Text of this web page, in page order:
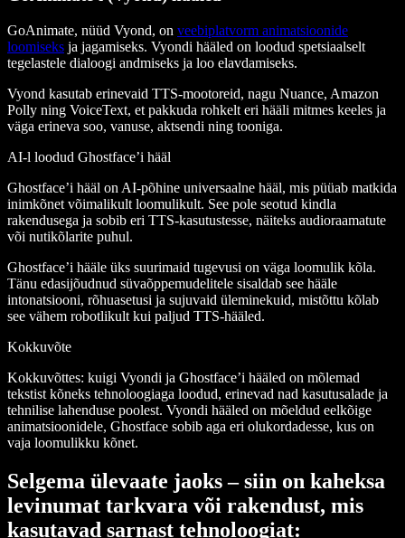
GoAnimate, nüüd Vyond, on veebiplatvorm animatsioonide
loomiseks ja jagamiseks. Vyondi hääled on loodud spetsiaalselt
tegelastele dialoogi andmiseks ja loo elavdamiseks.
Vyond kasutab erinevaid TTS-mootoreid, nagu Nuance, Amazon
Polly ning VoiceText, et pakkuda rohkelt eri hääli mitmes keeles ja
väga erineva soo, vanuse, aktsendi ning tooniga.
AI-l loodud Ghostface’i hääl
Ghostface’i hääl on AI-põhine universaalne hääl, mis püüab matkida
inimkõnet võimalikult loomulikult. See pole seotud kindla
rakendusega ja sobib eri TTS-kasutustesse, näiteks audioraamatute
või nutikõlarite puhul.
Ghostface’i hääle üks suurimaid tugevusi on väga loomulik kõla.
Tänu edasijõudnud süvaõppemudelitele sisaldab see hääle
intonatsiooni, rõhuasetusi ja sujuvaid üleminekuid, mistõttu kõlab
see vähem robotlikult kui paljud TTS-hääled.
Kokkuvõte
Kokkuvõttes: kuigi Vyondi ja Ghostface’i hääled on mõlemad
tekstist kõneks tehnoloogiaga loodud, erinevad nad kasutusalade ja
tehnilise lahenduse poolest. Vyondi hääled on mõeldud eelkõige
animatsioonidele, Ghostface sobib aga eri olukordadesse, kus on
vaja loomulikku kõnet.
Selgema ülevaate jaoks – siin on kaheksa
levinumat tarkvara või rakendust, mis
kasutavad sarnast tehnoloogiat: